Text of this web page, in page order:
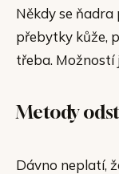
Někdy se ňadra
přebytky kůže,
třeba. Možností
Metody
Dávno neplatí,